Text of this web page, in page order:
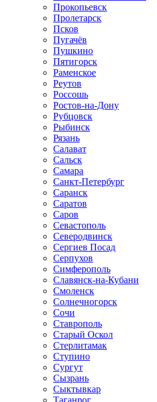
Прокопьевск
Пролетарск
Псков
Пугачёв
Пушкино
Пятигорск
Раменское
Реутов
Россошь
Ростов-на-Дону
Рубцовск
Рыбинск
Рязань
Салават
Сальск
Самара
Санкт-Петербург
Саранск
Саратов
Саров
Севастополь
Северодвинск
Сергиев Посад
Серпухов
Симферополь
Славянск-на-Кубани
Смоленск
Солнечногорск
Сочи
Ставрополь
Старый Оскол
Стерлитамак
Ступино
Сургут
Сызрань
Сыктывкар
Таганрог